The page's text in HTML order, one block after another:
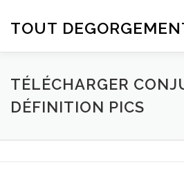
TOUT
TÉLÉCHARGER
DÉFINITION PICS